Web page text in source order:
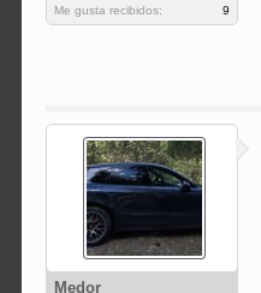
Me gusta recibidos:
9
Medor